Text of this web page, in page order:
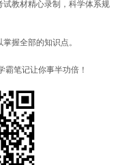
教材精心录制，科学体系规
握全部的知识点。
霸笔记让你事半功倍！